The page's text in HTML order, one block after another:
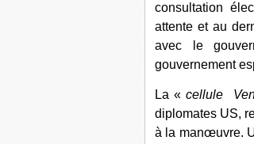
consultation
attente et au
avec le
gouvernement
La «cellule
diplomates US,
à la manœuvre.